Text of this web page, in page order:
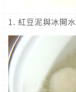
1. 紅豆泥與冰開